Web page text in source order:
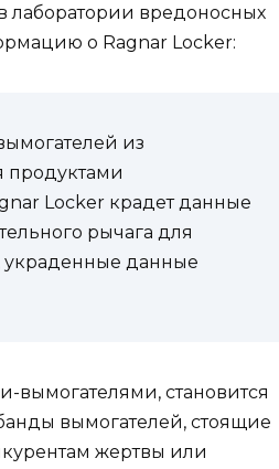
лаборатории вредоносных
о Ragnar Locker:
из
продуктами
Locker крадет данные
рычага для
украденные данные
вымогателями, становится
вымогателей, стоящие
жертвы или